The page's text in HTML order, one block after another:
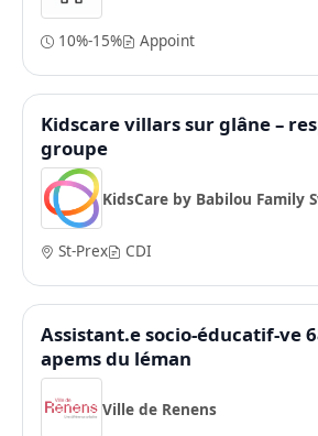
10%-15% Appoint
Kidscare villars sur glâne –
groupe
KidsCare by Babilou Family
St-Prex CDI
Assistant.e socio-éducatif-ve
apems du léman
Ville de Renens